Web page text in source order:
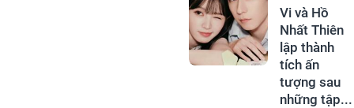
Vi và Hồ
Nhất Thiên
lập thành
tích ấn
tượng sau
những tập...